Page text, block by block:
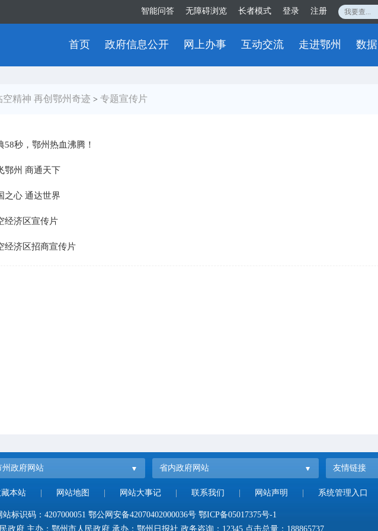
智能问答 无障碍浏览 长者模式 登录 注册
首页 政府信息公开 网上办事 互动交流 走进鄂州 数据
空精神 再创鄂州奇迹 > 专题宣传片
58秒，鄂州热血沸腾！
鄂州 商通天下
之心 通达世界
经济区宣传片
经济区招商宣传片
州政府网站 省内政府网站 友情链接
本站 网站地图 网站大事记 联系我们 网站声明 系统管理入口
站标识码：4207000051 鄂公网安备42070402000036号 鄂ICP备05017375号-1
政府 主办：鄂州市人民政府 承办：鄂州日报社 政务咨询：12345 点击总量： 188865737